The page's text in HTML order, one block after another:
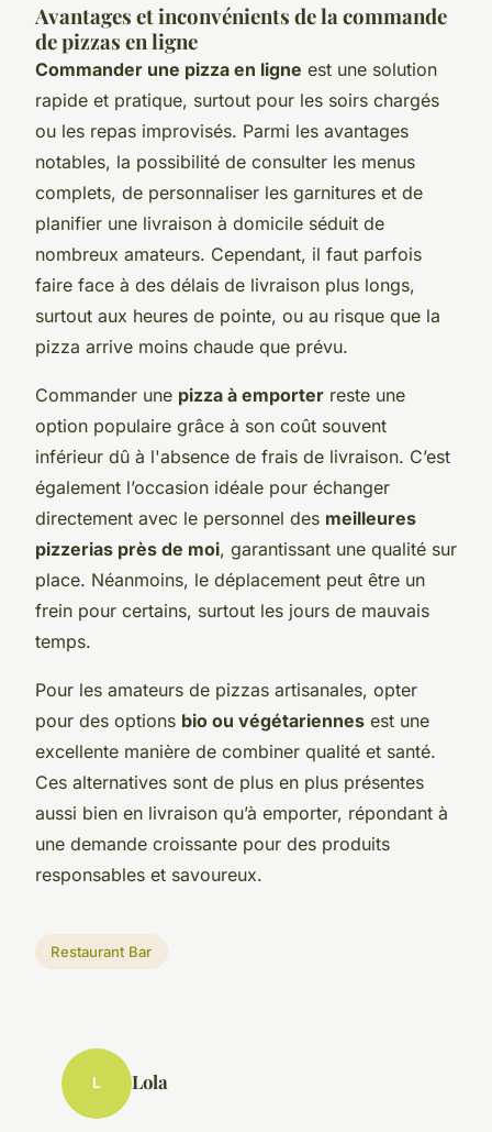
Avantages et inconvénients de la commande
de pizzas en ligne
Commander une pizza en ligne est une solution
rapide et pratique, surtout pour les soirs chargés
ou les repas improvisés. Parmi les avantages
notables, la possibilité de consulter les menus
complets, de personnaliser les garnitures et de
planifier une livraison à domicile séduit de
nombreux amateurs. Cependant, il faut parfois
faire face à des délais de livraison plus longs,
surtout aux heures de pointe, ou au risque que la
pizza arrive moins chaude que prévu.
Commander une pizza à emporter reste une
option populaire grâce à son coût souvent
inférieur dû à l'absence de frais de livraison. C’est
également l’occasion idéale pour échanger
directement avec le personnel des meilleures
pizzerias près de moi, garantissant une qualité sur
place. Néanmoins, le déplacement peut être un
frein pour certains, surtout les jours de mauvais
temps.
Pour les amateurs de pizzas artisanales, opter
pour des options bio ou végétariennes est une
excellente manière de combiner qualité et santé.
Ces alternatives sont de plus en plus présentes
aussi bien en livraison qu’à emporter, répondant à
une demande croissante pour des produits
responsables et savoureux.
Restaurant Bar
L Lola